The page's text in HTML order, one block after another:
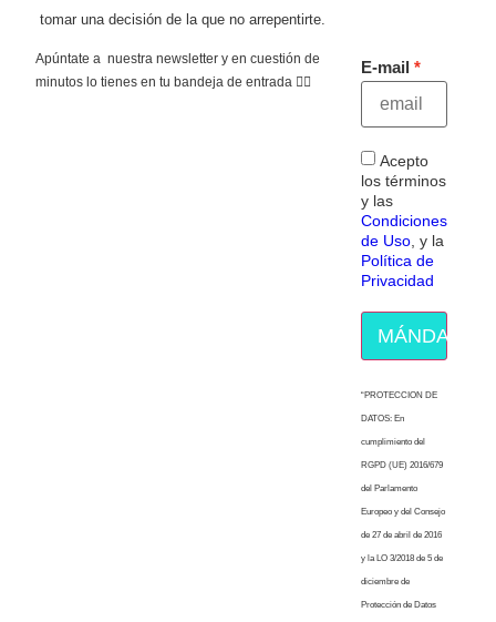
tomar una decisión de la que no arrepentirte.
Apúntate a nuestra newsletter y en cuestión de
minutos lo tienes en tu bandeja de entrada 👇🏻
E-mail
Acepto
los términos
y las
Condiciones
de Uso, y la
Política de
Privacidad
MÁNDAME
“PROTECCION DE
DATOS: En
cumplimiento del
RGPD (UE) 2016/679
del Parlamento
Europeo y del Consejo
de 27 de abril de 2016
y la LO 3/2018 de 5 de
diciembre de
Protección de Datos